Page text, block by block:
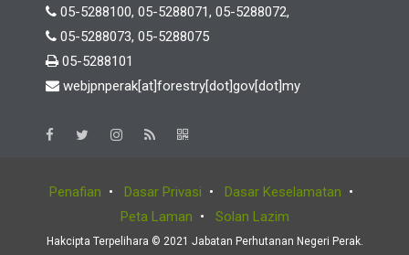
05-5288100, 05-5288071, 05-5288072,
05-5288073, 05-5288075
05-5288101
webjpnperak[at]forestry[dot]gov[dot]my
Penafian • Dasar Privasi • Dasar Keselamatan •
Peta Laman • Solan Lazim
Hakcipta Terpelihara © 2021 Jabatan Perhutanan Negeri Perak.